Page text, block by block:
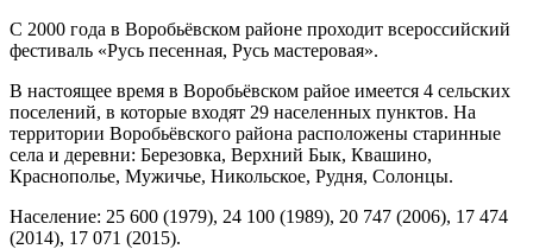
С 2000 года в Воробьёвском районе проходит всероссийский
фестиваль «Русь песенная, Русь мастеровая».
В настоящее время в Воробьёвском райое имеется 4 сельских
поселений, в которые входят 29 населенных пунктов. На
территории Воробьёвского района расположены старинные
села и деревни: Березовка, Верхний Бык, Квашино,
Краснополье, Мужичье, Никольское, Рудня, Солонцы.
Население: 25 600 (1979), 24 100 (1989), 20 747 (2006), 17 474
(2014), 17 071 (2015).